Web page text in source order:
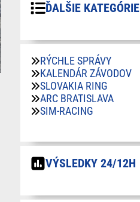
ĎALŠIE KATEGÓRIE
RÝCHLE SPRÁVY
KALENDÁR ZÁVODOV
SLOVAKIA RING
ARC BRATISLAVA
SIM-RACING
VÝSLEDKY 24/12H